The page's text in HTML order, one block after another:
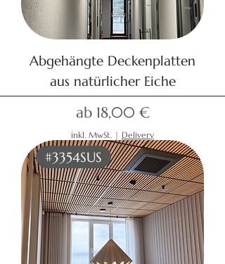
Abgehängte Deckenplatten
aus natürlicher Eiche
ab 18,00 €
Sale-Preis
inkl. MwSt. | Delivery
#3354SUS